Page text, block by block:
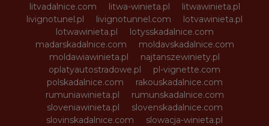
litvadalnice.com
litwa-winieta.pl
litwawinieta.pl
livignotunel.pl
livignotunnel.com
lotvawinieta.pl
lotwawinieta.pl
lotysskadalnice.com
madarskadalnice.com
moldavskadalnice.com
moldawiawinieta.pl
najtanszewiniety.pl
oplatyautostradowe.pl
pl-vignette.com
polskadalnice.com
rakouskadalnice.com
rumuniawinieta.pl
rumunskadalnice.com
sloveniawinieta.pl
slovenskadalnice.com
slovinskadalnice.com
slowacja-winieta.pl